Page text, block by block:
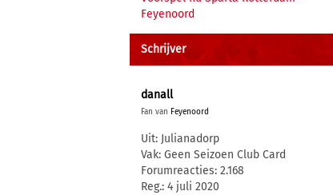
Feyenoord
Schrijver
danall
Fan van Feyenoord
Uit: Julianadorp
Vak: Geen Seizoen Club Card
Forumreacties: 2.168
Reg.: 4 juli 2020